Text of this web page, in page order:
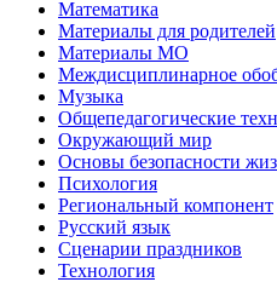
Математика
Материалы для родителей
Материалы МО
Междисциплинарное
Музыка
Общепедагогические
Окружающий мир
Основы безопасности
Психология
Региональный компонент
Русский язык
Сценарии праздников
Технология